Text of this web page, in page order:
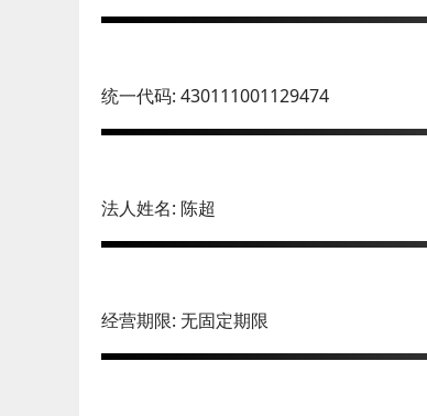
统一代码: 430111001129474
法人姓名: 陈超
经营期限: 无固定期限